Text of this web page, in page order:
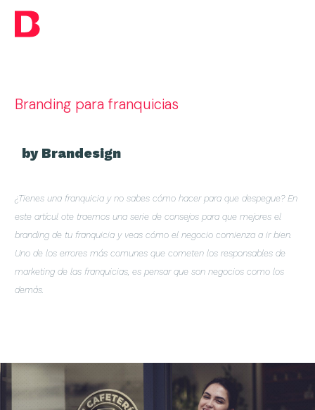
Branding para franquicias
by Brandesign
¿Tienes una franquicia y no sabes cómo hacer para que despegue? En
este artícul ote traemos una serie de consejos para que mejores el
branding de tu franquicia y veas cómo el negocio comienza a ir bien.
Uno de los errores más comunes que cometen los responsables de
marketing de las franquicias, es pensar que son negocios como los
demás.